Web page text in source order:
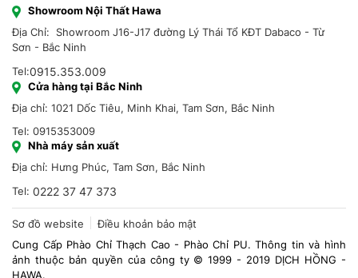
Showroom Nội Thất Hawa
Địa Chỉ: Showroom J16-J17 đường Lý Thái Tổ KĐT Dabaco - Từ
Sơn - Bắc Ninh
Tel:0915.353.009
Cửa hàng tại Bắc Ninh
Địa chỉ: 1021 Dốc Tiêu, Minh Khai, Tam Sơn, Bắc Ninh
Tel: 0915353009
Nhà máy sản xuất
Địa chỉ: Hưng Phúc, Tam Sơn, Bắc Ninh
Tel: 0222 37 47 373
Sơ đồ website
Điều khoản bảo mật
Cung Cấp Phào Chỉ Thạch Cao - Phào Chỉ PU. Thông tin và hình
ảnh thuộc bản quyền của công ty © 1999 - 2019 DỊCH HỒNG -
HAWA.